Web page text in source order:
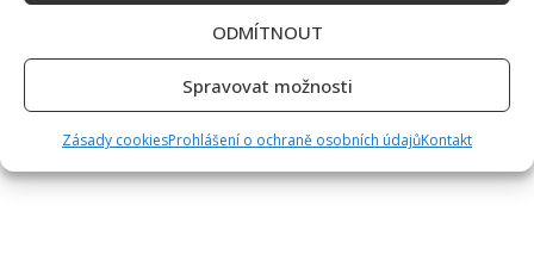
ODMÍTNOUT
Spravovat možnosti
Zásady cookiesProhlášení o ochraně osobních údajůKontakt